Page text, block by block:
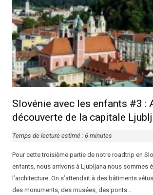
Slovénie avec les enfants #3 :
découverte de la capitale
Temps de lecture estimé : 6 minutes
Pour cette troisième partie de notre roadtrip en
enfants, nous arrivons à Ljubljana nous sommes
l’architecture. On s’attendait à des bâtiments
des monuments, des musées, des ponts…